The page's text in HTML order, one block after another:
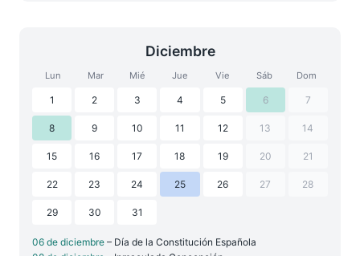
Diciembre
Lun Mar Mié Jue Vie Sáb Dom
1 2 3 4 5 6 7
8 9 10 11 12 13 14
15 16 17 18 19 20 21
22 23 24 25 26 27 28
29 30 31
06 de diciembre – Día de la Constitución Española